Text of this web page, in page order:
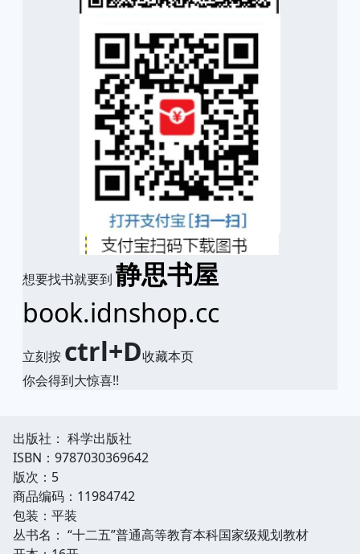
想要找书就要到 静思书屋
book.idnshop.cc
立刻按 ctrl+D收藏本页
你会得到大惊喜!!
出版社： 科学出版社
ISBN：9787030369642
版次：5
商品编码：11984742
包装：平装
丛书名： “十二五”普通高等教育本科国家级规划教材